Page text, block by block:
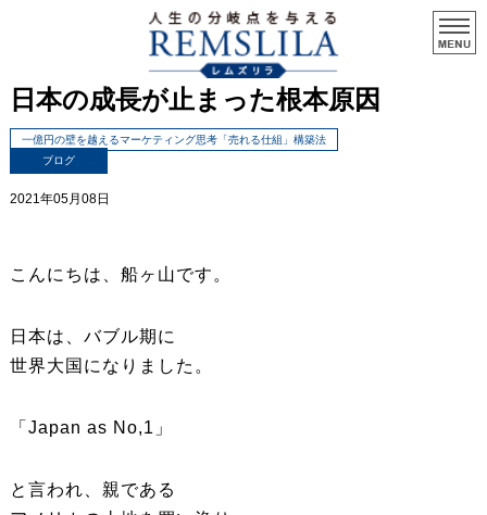
日本の成長が止まった根本原因
一億円の壁を越えるマーケティング思考「売れる仕組」構築法
ブログ
2021年05月08日
こんにちは、船ヶ山です。
日本は、バブル期に
世界大国になりました。
「Japan as No,1」
と言われ、親である